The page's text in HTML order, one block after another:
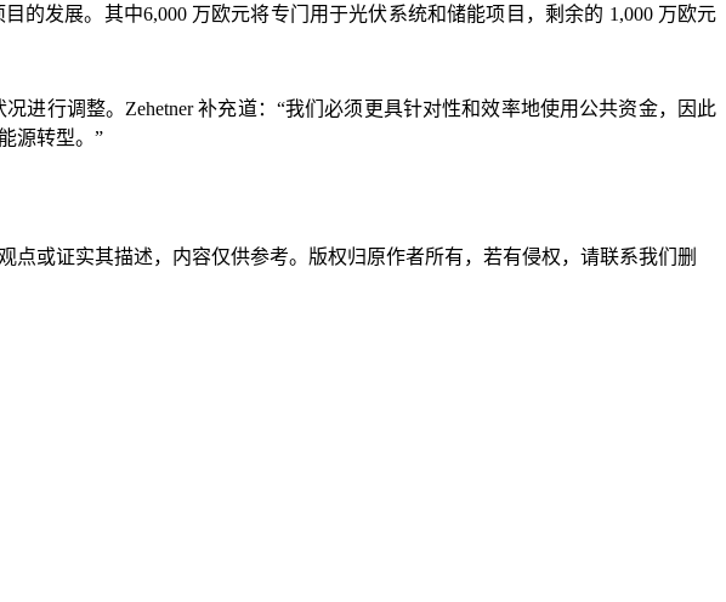
的发展。其中6,000 万欧元将专门用于光伏系统和储能项目，剩余的 1,000 万欧元
进行调整。Zehetner 补充道：“我们必须更具针对性和效率地使用公共资金，因此
源转型。”
或证实其描述，内容仅供参考。版权归原作者所有，若有侵权，请联系我们删